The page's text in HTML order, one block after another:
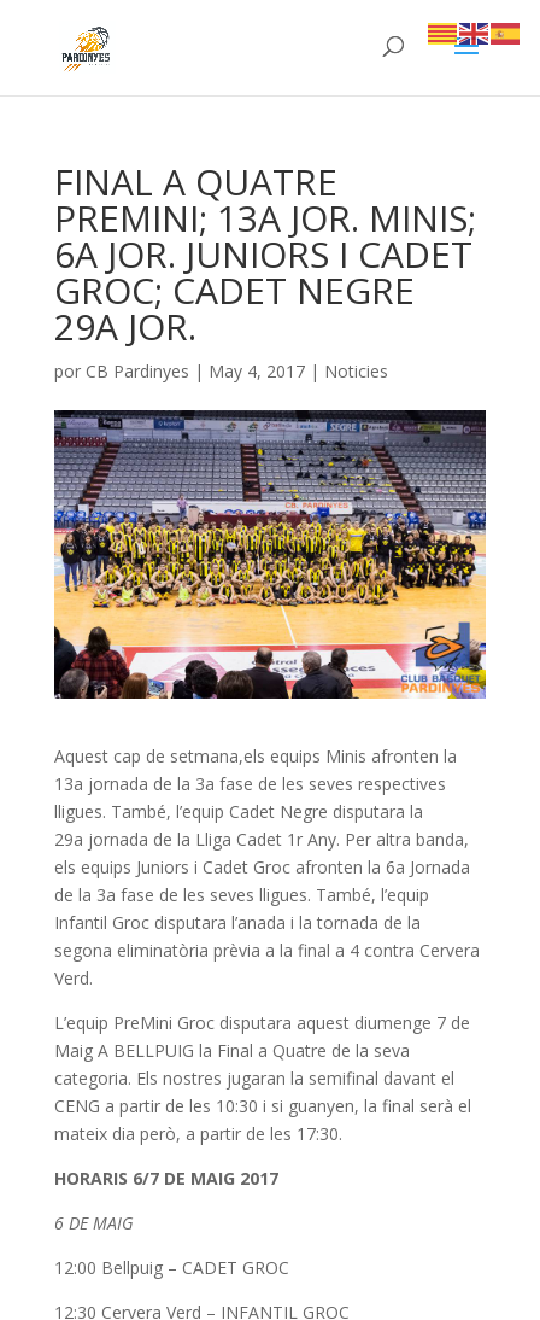
FINAL A QUATRE
PREMINI; 13A JOR. MINIS;
6A JOR. JUNIORS I CADET
GROC; CADET NEGRE
29A JOR.
por CB Pardinyes | May 4, 2017| Noticies
Aquest cap de setmana,els equips Minis afronten la
13a jornada de la 3a fase de les seves respectives
lligues. També, l’equip Cadet Negre disputara la
29a jornada de la Lliga Cadet 1r Any. Per altra banda,
els equips Juniors i Cadet Groc afronten la 6a Jornada
de la 3a fase de les seves lligues. També, l’equip
Infantil Groc disputara l’anada i la tornada de la
segona eliminatòria prèvia a la final a 4 contra Cervera
Verd.
L’equip PreMini Groc disputara aquest diumenge 7 de
Maig A BELLPUIG la Final a Quatre de la seva
categoria. Els nostres jugaran la semifinal davant el
CENG a partir de les 10:30 i si guanyen, la final serà el
mateix dia però, a partir de les 17:30.
HORARIS 6/7 DE MAIG 2017
6 DE MAIG
12:00 Bellpuig – CADET GROC
12:30 Cervera Verd – INFANTIL GROC